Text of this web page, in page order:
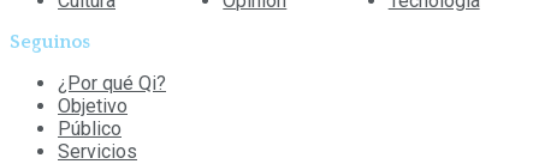
Seguinos
¿Por qué Qi?
Objetivo
Público
Servicios